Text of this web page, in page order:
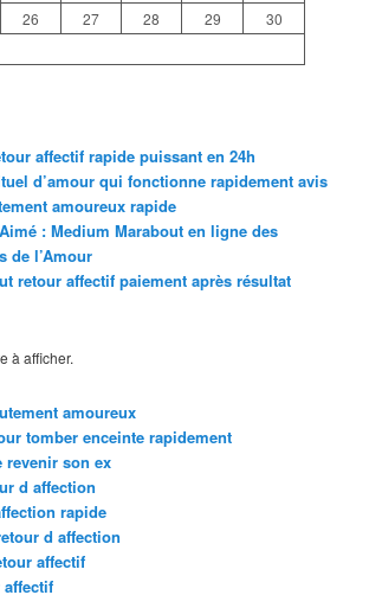
26 27 28 29
30
affectif rapide puissant en 24h
d’amour qui fonctionne rapidement avis
amoureux rapide
: Medium Marabout en ligne des
de l’Amour
retour affectif paiement après résultat
à afficher.
amoureux
tomber enceinte rapidement
revenir son ex
d affection
rapide
d affection
affectif